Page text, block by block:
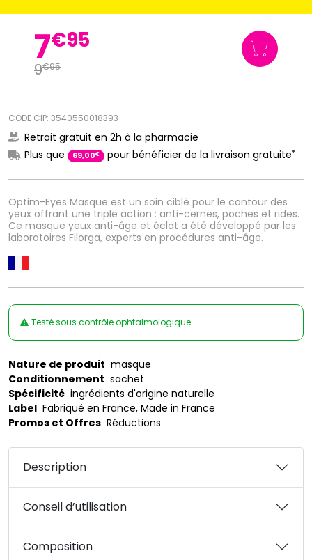
Optim-Eyes Masque est un soin ciblé pour le contour des
yeux offrant une triple action : anti-cernes, poches et rides.
Ce masque yeux anti-âge et éclat a été développé par les
laboratoires Filorga, experts en procédures anti-âge.
7€95
9€95
CODE CIP: 3540550018393
Retrait gratuit en 2h à la pharmacie
Plus que
69,00€ pour bénéficier de la livraison gratuite*
Testé sous contrôle ophtalmologique
Nature de produit masque
Conditionnement sachet
Spécificité ingrédients d'origine naturelle
Label Fabriqué en France, Made in France
Promos et Offres Réductions
Description
Conseil d’utilisation
Composition